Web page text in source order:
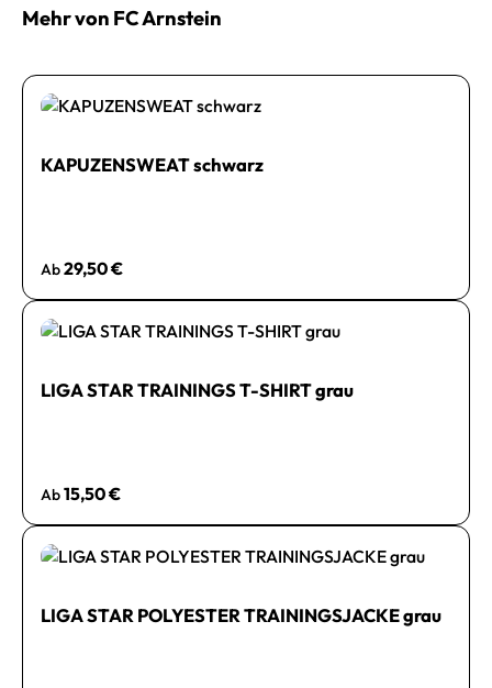
Mehr von FC Arnstein
KAPUZENSWEAT schwarz
Regulärer Preis:
Ab29,50 €
LIGA STAR TRAININGS T-SHIRT grau
Regulärer Preis:
Ab15,50 €
LIGA STAR POLYESTER TRAININGSJACKE grau